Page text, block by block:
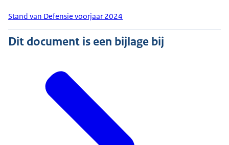
Stand van Defensie voorjaar 2024
Dit document is een bijlage bij